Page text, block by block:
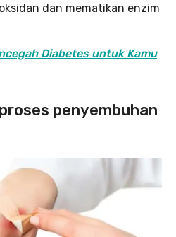
dan mematikan enzim
Diabetes untuk Kamu
penyembuhan